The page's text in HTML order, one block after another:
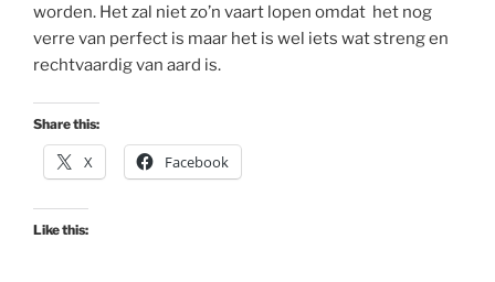
worden. Het zal niet zo’n vaart lopen omdat het nog
verre van perfect is maar het is wel iets wat streng en
rechtvaardig van aard is.
Share this:
X Facebook
Like this: